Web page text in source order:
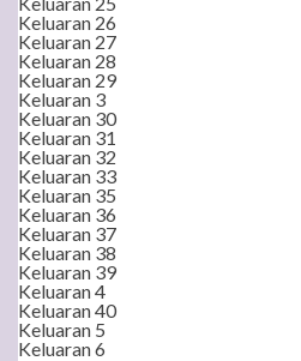
Keluaran 26
Keluaran 27
Keluaran 28
Keluaran 29
Keluaran 3
Keluaran 30
Keluaran 31
Keluaran 32
Keluaran 33
Keluaran 35
Keluaran 36
Keluaran 37
Keluaran 38
Keluaran 39
Keluaran 4
Keluaran 40
Keluaran 5
Keluaran 6